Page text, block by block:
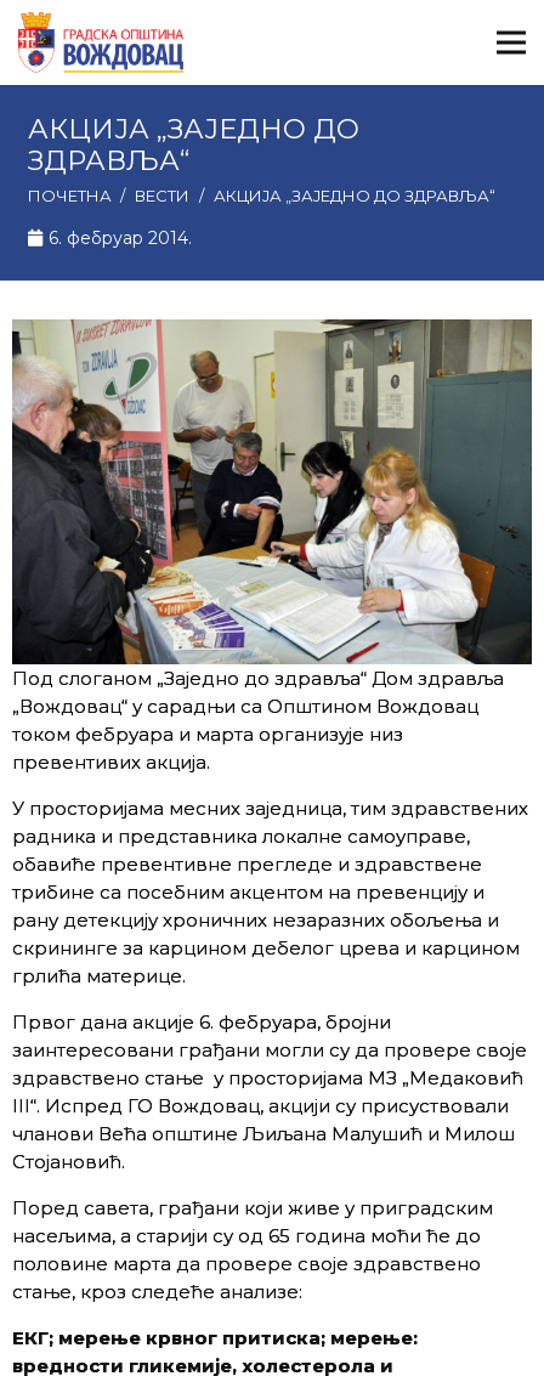
АКЦИЈА „ЗАЈЕДНО ДО
ЗДРАВЉА“
ПОЧЕТНА / ВЕСТИ / АКЦИЈА „ЗАЈЕДНО ДО ЗДРАВЉА“
6. фебруар 2014.
Под слоганом „Заједно до здравља“ Дом здравља
„Вождовац“ у сарадњи са Општином Вождовац
током фебруара и марта организује низ
превентивих акција.
У просторијама месних заједница, тим здравствених
радника и представника локалне самоуправе,
обавиће превентивне прегледе и здравствене
трибине са посебним акцентом на превенцију и
рану детекцију хроничних незаразних обољења и
скрининге за карцином дебелог црева и карцином
грлића материце.
Првог дана акције 6. фебруара, бројни
заинтересовани грађани могли су да провере своје
здравствено стање у просторијама МЗ „Медаковић
III“. Испред ГО Вождовац, акцији су присуствовали
чланови Већа општине Љиљана Малушић и Милош
Стојановић.
Поред савета, грађани који живе у приградским
насељима, а старији су од 65 година моћи ће до
половине марта да провере своје здравствено
стање, кроз следеће анализе:
ЕКГ; мерење крвног притиска; мерење:
вредности гликемије, холестерола и